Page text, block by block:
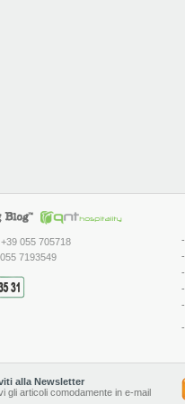
055 705718
7193549
-
-
-
-
-
-
alla Newsletter
gli articoli comodamente in e-mail